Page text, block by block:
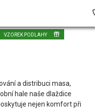
VZOREK PODLAHY
a distribuci masa,
hale naše dlaždice
nejen komfort při